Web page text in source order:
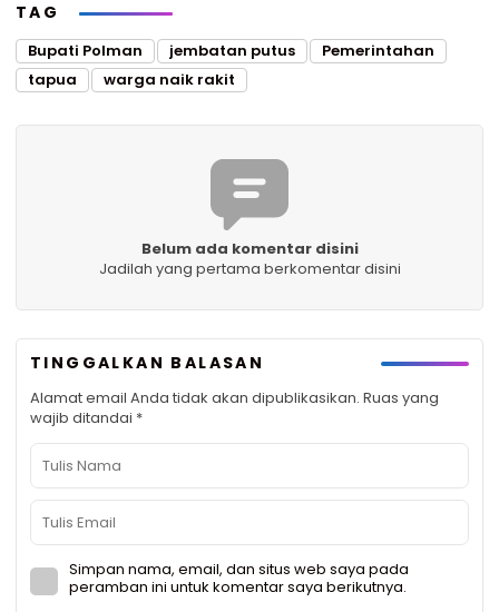
TAG
Bupati Polman jembatan putus
Pemerintahan
tapua
warga naik rakit
Belum ada komentar disini
Jadilah yang pertama berkomentar disini
TINGGALKAN BALASAN
Alamat email Anda tidak akan dipublikasikan. Ruas yang
wajib ditandai *
Simpan nama, email, dan situs web saya pada
peramban ini untuk komentar saya berikutnya.